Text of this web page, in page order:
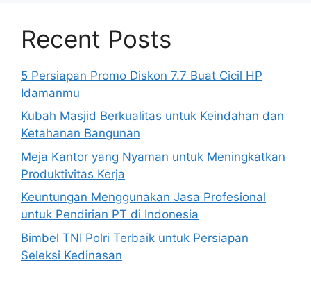
Recent Posts
5 Persiapan Promo Diskon 7.7 Buat Cicil HP
Idamanmu
Kubah Masjid Berkualitas untuk Keindahan dan
Ketahanan Bangunan
Meja Kantor yang Nyaman untuk Meningkatkan
Produktivitas Kerja
Keuntungan Menggunakan Jasa Profesional
untuk Pendirian PT di Indonesia
Bimbel TNI Polri Terbaik untuk Persiapan
Seleksi Kedinasan